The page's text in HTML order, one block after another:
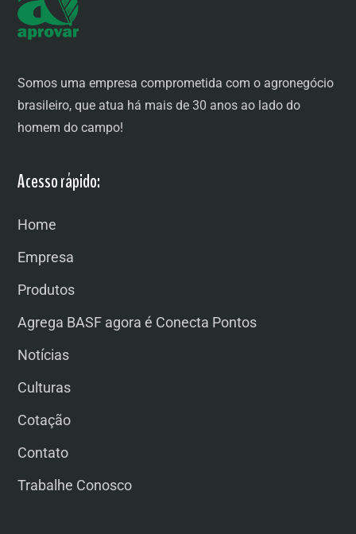
Somos uma empresa comprometida com o agronegócio
brasileiro, que atua há mais de 30 anos ao lado do
homem do campo!
Acesso rápido:
Home
Empresa
Produtos
Agrega BASF agora é Conecta Pontos
Notícias
Culturas
Cotação
Contato
Trabalhe Conosco